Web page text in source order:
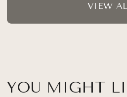
VIEW
YOU MIGHT